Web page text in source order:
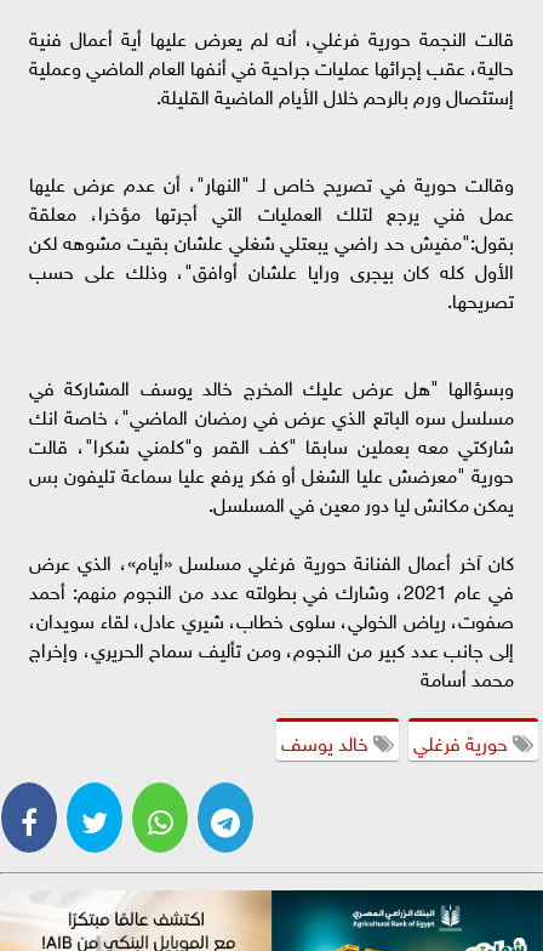
قالت النجمة حورية فرغلي، أنه لم يعرض عليها أية أعمال فنية
حالية، عقب إجرائها عمليات جراحية في أنفها العام الماضي وعملية
إستئصال ورم بالرحم خلال الأيام الماضية القليلة.
وقالت حورية في تصريح خاص لـ "النهار"، أن عدم عرض عليها
عمل فني يرجع لتلك العمليات التي أجرتها مؤخرا، معلقة
بقول:"مفيش حد راضي يبعتلي شغلي علشان بقيت مشوهه لكن
الأول كله كان بيجرى ورايا علشان أوافق"، وذلك على حسب
تصريحها.
وبسؤالها "هل عرض عليك المخرج خالد يوسف المشاركة في
مسلسل سره الباتع الذي عرض في رمضان الماضي"، خاصة انك
شاركتي معه بعملين سابقا "كف القمر و"كلمني شكرا"، قالت
حورية "معرضش عليا الشغل أو فكر يرفع عليا سماعة تليفون بس
يمكن مكانش ليا دور معين في المسلسل.
كان آخر أعمال الفنانة حورية فرغلي مسلسل «أيام»، الذي عرض
في عام 2021، وشارك في بطولته عدد من النجوم منهم: أحمد
صفوت، رياض الخولي، سلوى خطاب، شيري عادل، لقاء سويدان،
إلى جانب عدد كبير من النجوم، ومن تأليف سماح الحريري، وإخراج
محمد أسامة
حورية فرغلي
خالد يوسف